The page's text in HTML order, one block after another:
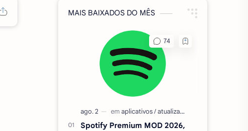
MAIS BAIXADOS DO MÊS
Spotify Premium MOD 2026,